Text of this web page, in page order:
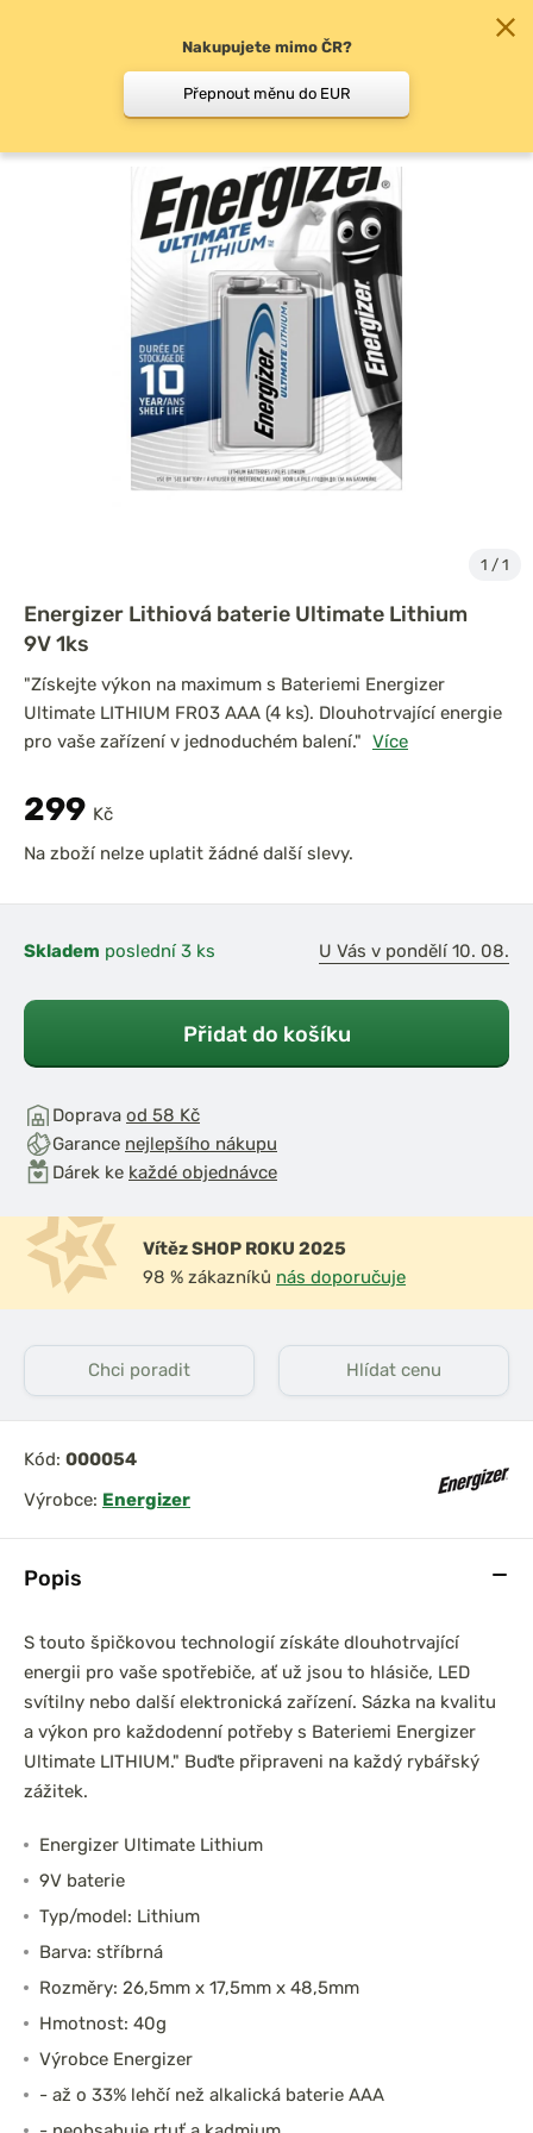
1 / 1
Popis
S touto špičkovou technologií získáte dlouhotrvající
energii pro vaše spotřebiče, ať už jsou to hlásiče, LED
svítilny nebo další elektronická zařízení. Sázka na kvalitu
a výkon pro každodenní potřeby s Bateriemi Energizer
Ultimate LITHIUM." Buďte připraveni na každý rybářský
zážitek.
Energizer Ultimate Lithium
9V baterie
Typ/model: Lithium
Barva: stříbrná
Rozměry: 26,5mm x 17,5mm x 48,5mm
Hmotnost: 40g
Výrobce Energizer
- až o 33% lehčí než alkalická baterie AAA
Energizer Lithiová baterie Ultimate Lithium
9V 1ks
"Získejte výkon na maximum s Bateriemi Energizer
Ultimate LITHIUM FR03 AAA (4 ks). Dlouhotrvající energie
pro vaše zařízení v jednoduchém balení." Více
299 Kč
Na zboží nelze uplatit žádné další slevy.
Skladem poslední 3 ks U Vás v pondělí 10. 08.
Přidat do košíku
Doprava od 58 Kč
Garance nejlepšího nákupu
Dárek ke každé objednávce
Vítěz SHOP ROKU 2025
98 % zákazníků nás doporučuje
Chci poradit Hlídat cenu
Kód: 000054
Výrobce: Energizer
Nakupujete mimo ČR?
Přepnout měnu do EUR